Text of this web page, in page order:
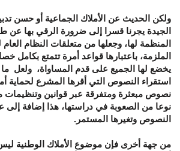
ولكن الحديث عن الأملاك الجماعية أو حسن
الجيدة يجرنا قسرا إلى ضرورة الرقي بها عن
المنظمة لها، وجعلها من متعلقات النظام
الملزمة، باعتبارها قواعد أمرة تتمتع بكامل
يخضع لها الجميع على قدم المساواة، ولعل
استقراء النصوص التي أقرها المشرع لحماية
نصوص مبعثرة ومتفرقة عبر قوانين وتنظيمات
نوعا من الصعوبة في دراستها، هذا إضافة إلى
النصوص وتغيرها المستمر.
من جهة أخرى فإن موضوع الأملاك الوطنية